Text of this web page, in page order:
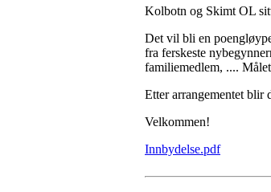
Kolbotn og Skimt OL
Det vil bli en
fra ferskeste
familiemedlem, ....
Etter arrangementet blir
Velkommen!
Innbydelse.pdf